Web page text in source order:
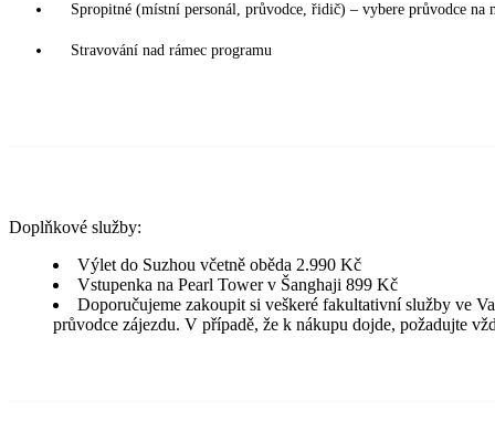
Spropitné (místní personál, průvodce, řidič) – vybere průvodce na
Stravování nad rámec programu
Doplňkové služby:
Výlet do Suzhou včetně oběda 2.990 Kč
Vstupenka na Pearl Tower v Šanghaji 899 Kč
Doporučujeme zakoupit si veškeré fakultativní služby ve
průvodce zájezdu. V případě, že k nákupu dojde, požadujte